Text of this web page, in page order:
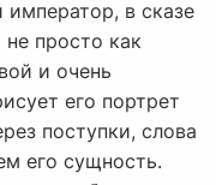
в сказе
просто как
и очень
его портрет
поступки, слова
его сущность.